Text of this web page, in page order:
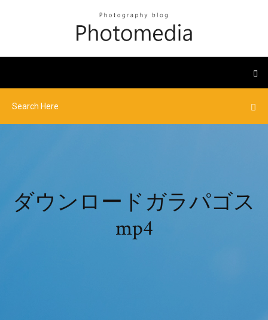
ダウンロードガラパゴス
mp4